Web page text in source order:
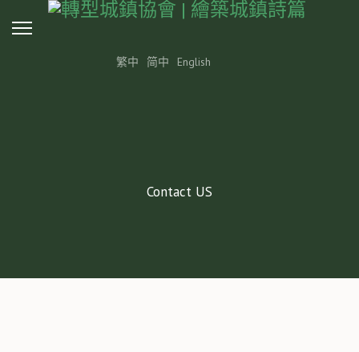
繁中 简中 English
Contact US